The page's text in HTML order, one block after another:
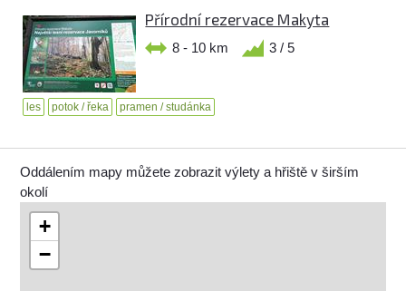
Přírodní rezervace Makyta
8 - 10 km 3 / 5
les potok / řeka pramen / studánka
Oddálením mapy můžete zobrazit výlety a hřiště v širším
okolí
+
−